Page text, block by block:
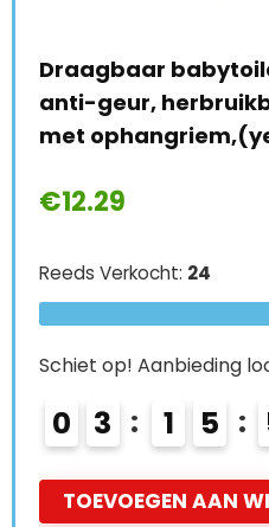
Draagbaar
anti-geur,
met
€12.29
Reeds Verkocht: 24
Schiet op! Aanbieding
0 3 1 5
TOEVOEGEN AAN